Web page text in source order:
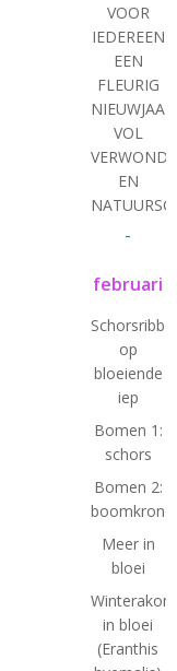
VOOR
IEDEREEN
EEN
FLEURIG
VOL
EN
-
februari
op
bloeiende
iep
Bomen 1:
schors
Bomen 2:
Meer in
bloei
in bloei
(Eranthis